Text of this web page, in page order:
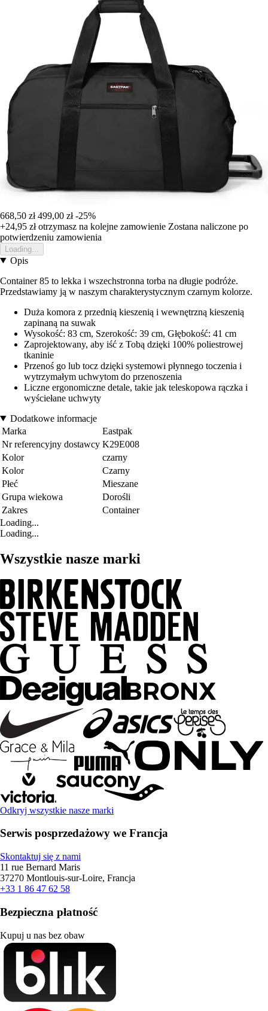
668,50 zł 499,00 zł -25%
+24,95 złotrzymasz na kolejne zamowienie Zostana naliczone po
potwierdzeniu zamowienia
Loading...
Opis
Container 85 to lekka i wszechstronna torba na długie podróże.
Przedstawiamy ją w naszym charakterystycznym czarnym kolorze.
Duża komora z przednią kieszenią i wewnętrzną kieszenią
zapinaną na suwak
Wysokość: 83 cm, Szerokość: 39 cm, Głębokość: 41 cm
Zaprojektowany, aby iść z Tobą dzięki 100% poliestrowej
tkaninie
Przenoś go lub tocz dzięki systemowi płynnego toczenia i
wytrzymałym uchwytom do przenoszenia
Liczne ergonomiczne detale, takie jak teleskopowa rączka i
wyściełane uchwyty
Dodatkowe informacje
Marka
Eastpak
Nr referencyjny dostawcy K29E008
Kolor
czarny
Kolor
Czarny
Płeć
Mieszane
Grupa wiekowa
Dorośli
Zakres
Container
Loading...
Loading...
Wszystkie nasze marki
Odkryj wszystkie nasze marki
Serwis posprzedażowy we Francja
Skontaktuj się z nami
11 rue Bernard Maris
37270 Montlouis-sur-Loire, Francja
+33 1 86 47 62 58
Bezpieczna płatność
Kupuj u nas bez obaw